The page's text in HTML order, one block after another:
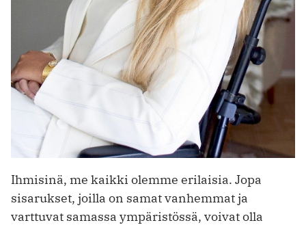
Ihmisinä, me kaikki olemme erilaisia. Jopa
sisarukset, joilla on samat vanhemmat ja
varttuvat samassa ympäristössä, voivat olla